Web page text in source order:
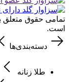
تمامی حقوق متعلق
است.
دسته‌بندی‌ها
طلا زنانه